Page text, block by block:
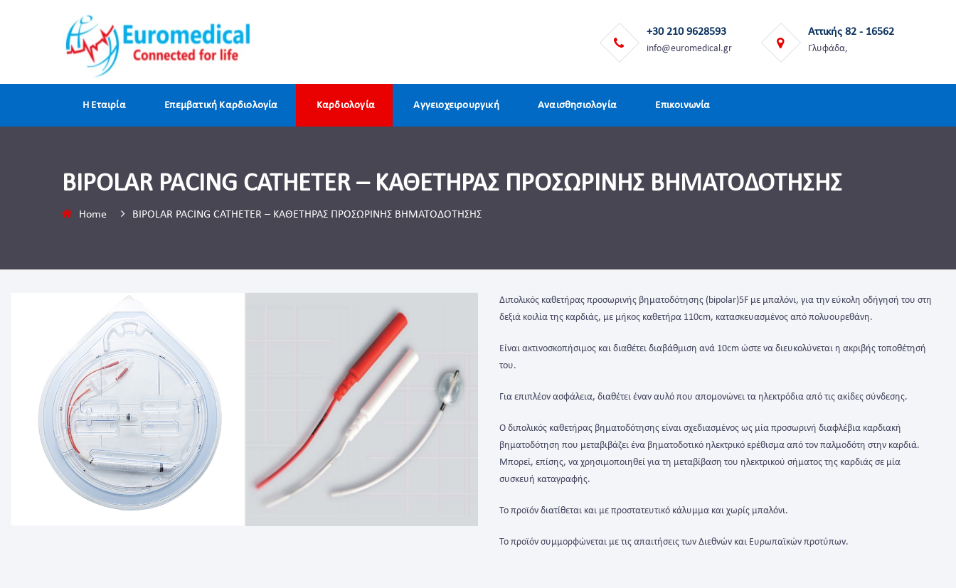
+30 210 9628593
info@euromedical.gr
Αττικής 82 - 16562
Γλυφάδα,
H Εταιρία Επεμβατική Καρδιολογία Καρδιολογία Αγγειοχειρουργική Αναισθησιολογία Επικοινωνία
BIPOLAR PACING CATHETER – ΚΑΘΕΤΗΡΑΣ ΠΡΟΣΩΡΙΝΗΣ ΒΗΜΑΤΟΔΟΤΗΣΗΣ
Home BIPOLAR PACING CATHETER – ΚΑΘΕΤΗΡΑΣ ΠΡΟΣΩΡΙΝΗΣ ΒΗΜΑΤΟΔΟΤΗΣΗΣ
Διπολικός καθετήρας προσωρινής βηματοδότησης (bipolar)5F με μπαλόνι, για την εύκολη οδήγησή του στη
δεξιά κοιλία της καρδιάς, με μήκος καθετήρα 110cm, κατασκευασμένος από πολυουρεθάνη.
Είναι ακτινοσκοπήσιμος και διαθέτει διαβάθμιση ανά 10cm ώστε να διευκολύνεται η ακριβής τοποθέτησή
του.
Για επιπλέον ασφάλεια, διαθέτει έναν αυλό που απομονώνει τα ηλεκτρόδια από τις ακίδες σύνδεσης.
Ο διπολικός καθετήρας βηματοδότησης είναι σχεδιασμένος ως μία προσωρινή διαφλέβια καρδιακή
βηματοδότηση που μεταβιβάζει ένα βηματοδοτικό ηλεκτρικό ερέθισμα από τον παλμοδότη στην καρδιά.
Μπορεί, επίσης, να χρησιμοποιηθεί για τη μεταβίβαση του ηλεκτρικού σήματος της καρδιάς σε μία
συσκευή καταγραφής.
Το προϊόν διατίθεται και με προστατευτικό κάλυμμα και χωρίς μπαλόνι.
Το προϊόν συμμορφώνεται με τις απαιτήσεις των Διεθνών και Ευρωπαϊκών προτύπων.